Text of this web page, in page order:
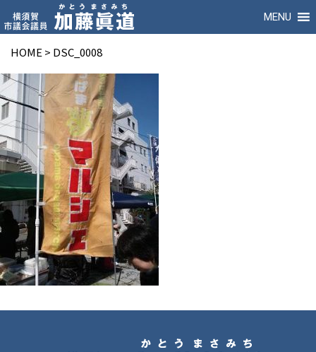
MENU
HOME > DSC_0008